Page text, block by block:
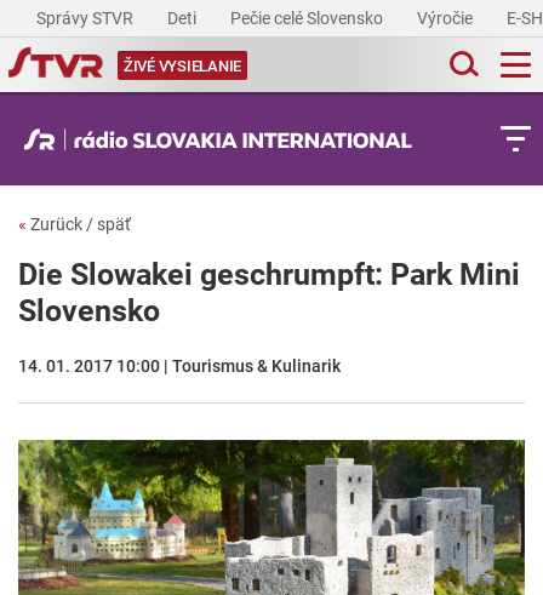
Správy STVR Deti Pečie celé Slovensko Výročie E-
ŽIVÉ VYSIELANIE
« Zurück / späť
Die Slowakei geschrumpft: Park Mini
Slovensko
14. 01. 2017 10:00 | Tourismus & Kulinarik